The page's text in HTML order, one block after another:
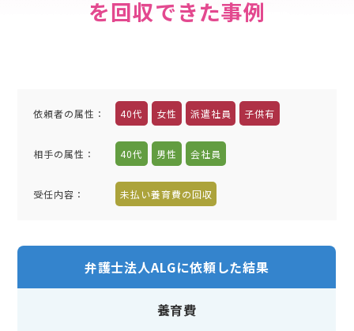
を回収できた事例
依頼者の属性 ： 40代 女性 派遣社員 子供有
相手の属性 ： 40代 男性 会社員
受任内容 ： 未払い養育費の回収
弁護士法人ALGに依頼した結果
養育費